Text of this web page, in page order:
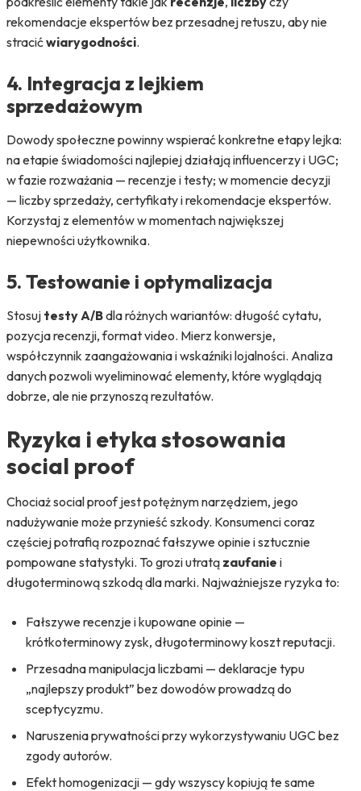
rekomendacje ekspertów bez przesadnej retuszu, aby nie
stracićwiarygodności.
4. Integracja z lejkiem
sprzedażowym
Dowody społeczne powinny wspierać konkretne etapy lejka:
na etapie świadomości najlepiej działają influencerzy i UGC;
w fazie rozważania — recenzje i testy; w momencie decyzji
— liczby sprzedaży, certyfikaty i rekomendacje ekspertów.
Korzystaj z elementów w momentach największej
niepewności użytkownika.
5. Testowanie i optymalizacja
Stosuj testy A/Bdla różnych wariantów: długość cytatu,
pozycja recenzji, format video. Mierz konwersje,
współczynnik zaangażowania i wskaźniki lojalności. Analiza
danych pozwoli wyeliminować elementy, które wyglądają
dobrze, ale nie przynoszą rezultatów.
Ryzyka i etyka stosowania
social proof
Chociaż social proof jest potężnym narzędziem, jego
nadużywanie może przynieść szkody. Konsumenci coraz
częściej potrafią rozpoznać fałszywe opinie i sztucznie
pompowane statystyki. To grozi utratą zaufanie i
długoterminową szkodą dla marki. Najważniejsze ryzyka to:
Fałszywe recenzje i kupowane opinie —
krótkoterminowy zysk, długoterminowy koszt reputacji.
Przesadna manipulacja liczbami — deklaracje typu
„najlepszy produkt” bez dowodów prowadzą do
sceptycyzmu.
Naruszenia prywatności przy wykorzystywaniu UGC bez
zgody autorów.
Efekt homogenizacji — gdy wszyscy kopiują te same